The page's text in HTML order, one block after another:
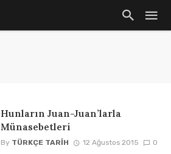
Hunların Juan-Juan’larla
Münasebetleri
By TÜRKÇE TARIH 12 Ağustos 2015 0